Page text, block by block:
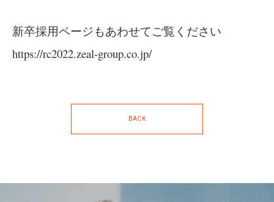
新卒採用ページもあわせてご覧ください
https://rc2022.zeal-group.co.jp/
BACK